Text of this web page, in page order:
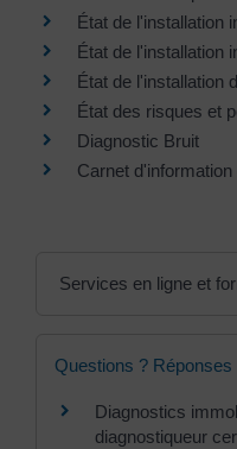
État de l'installation
État de l'installation
État de l'installation
État des risques et
Diagnostic Bruit
Carnet
Services en ligne et
Questions ? Réponses
Diagnostics
diagnostiqueur